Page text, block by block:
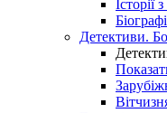
Історії
Детективи.